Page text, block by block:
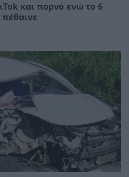
και πορνό ενώ το 6